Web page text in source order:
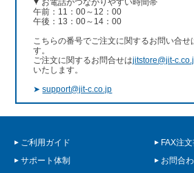
お電話がつながりやすい時間帯
午前：11：00～12：00
午後：13：00～14：00
こちらの番号でご注文に関するお問い合せ
す。
ご注文に関するお問合せはjitstore@jit-
いたします。
➤support@jit-c.co.jp
ご利用ガイド
FAX注
サポート体制
お問合